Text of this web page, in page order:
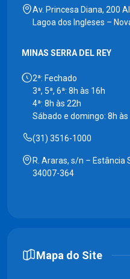
Av. Princesa Diana, 200
Lagoa dos Ingleses –
MINAS SERRA DEL REY
2ª: Fechado
3ª, 5ª, 6ª: 8h às 16h
4ª: 8h às 22h
Sábado e domingo: 8h às
(31) 3516-1000
R. Araras, s/n – Estância
34007-364
Mapa do Site